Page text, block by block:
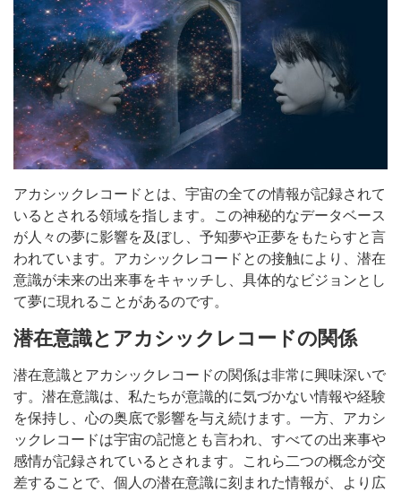
アカシックレコードとは、宇宙の全ての情報が記録されて
いるとされる領域を指します。この神秘的なデータベース
が人々の夢に影響を及ぼし、予知夢や正夢をもたらすと言
われています。アカシックレコードとの接触により、潜在
意識が未来の出来事をキャッチし、具体的なビジョンとし
て夢に現れることがあるのです。
潜在意識とアカシックレコードの関係
潜在意識とアカシックレコードの関係は非常に興味深いで
す。潜在意識は、私たちが意識的に気づかない情報や経験
を保持し、心の奥底で影響を与え続けます。一方、アカシ
ックレコードは宇宙の記憶とも言われ、すべての出来事や
感情が記録されているとされます。これら二つの概念が交
差することで、個人の潜在意識に刻まれた情報が、より広